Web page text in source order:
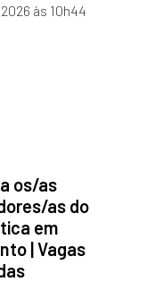
às 10h44
os/as
as do
em
| Vagas